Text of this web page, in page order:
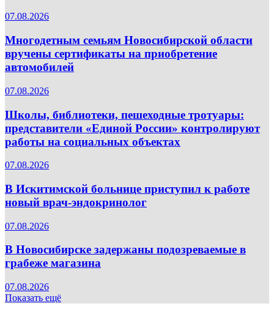
07.08.2026
Многодетным семьям Новосибирской области
вручены сертификаты на приобретение
автомобилей
07.08.2026
Школы, библиотеки, пешеходные тротуары:
представители «Единой России» контролируют
работы на социальных объектах
07.08.2026
В Искитимской больнице приступил к работе
новый врач-эндокринолог
07.08.2026
В Новосибирске задержаны подозреваемые в
грабеже магазина
07.08.2026
Показать ещё